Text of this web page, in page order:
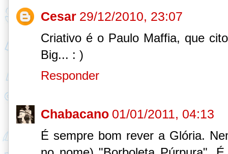
Cesar 29/12/2010, 23:07
Criativo é o Paulo Maffia, que
Big... : )
Responder
Chabacano 01/01/2011, 04:13
É sempre bom rever a Glória.